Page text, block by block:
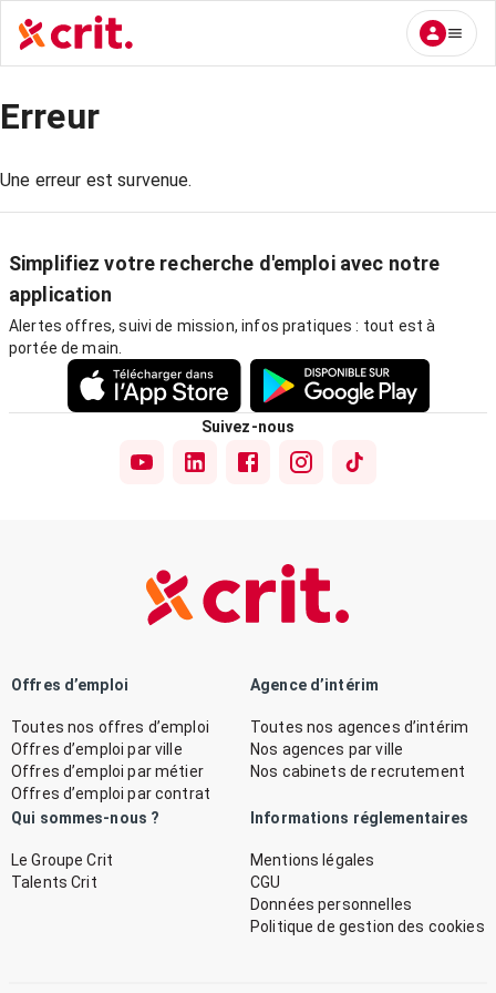
Erreur
Une erreur est survenue.
Simplifiez votre recherche d'emploi avec notre
application
Alertes offres, suivi de mission, infos pratiques : tout est à
portée de main.
Suivez-nous
Offres d’emploi
Toutes nos offres d’emploi
Offres d’emploi par ville
Offres d’emploi par métier
Offres d’emploi par contrat
Agence d’intérim
Toutes nos agences d’intérim
Nos agences par ville
Nos cabinets de recrutement
Qui sommes-nous ?
Le Groupe Crit
Talents Crit
Informations réglementaires
Mentions légales
CGU
Données personnelles
Politique de gestion des cookies